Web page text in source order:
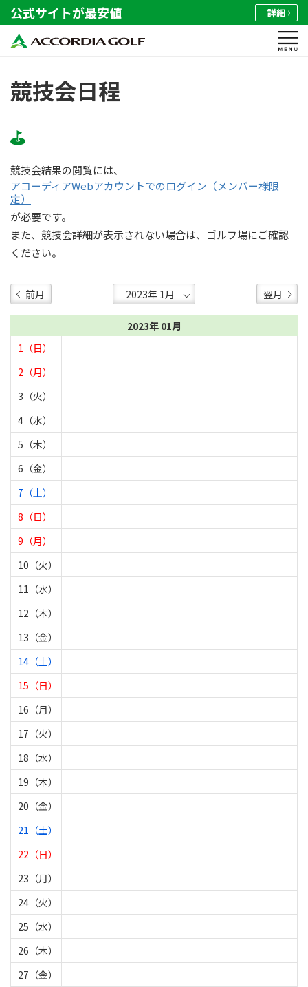
公式サイトが最安値 詳細
競技会日程
競技会結果の閲覧には、
アコーディアWebアカウントでのログイン（メンバー様限
定）
が必要です。
また、競技会詳細が表示されない場合は、ゴルフ場にご確認
ください。
前月 翌月
2023年 01月
1（日）
2（月）
3（火）
4（水）
5（木）
6（金）
7（土）
8（日）
9（月）
10（火）
11（水）
12（木）
13（金）
14（土）
15（日）
16（月）
17（火）
18（水）
19（木）
20（金）
21（土）
22（日）
23（月）
24（火）
25（水）
26（木）
27（金）